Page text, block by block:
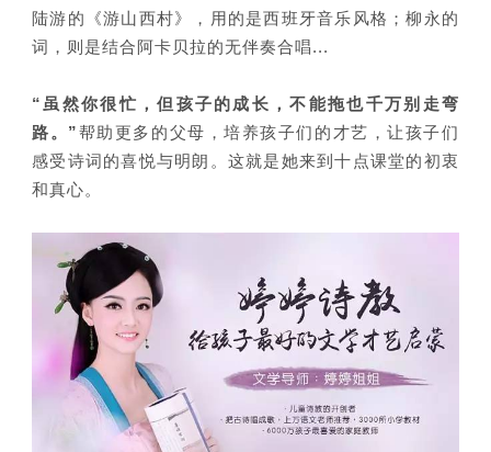
陆游的《游山西村》，用的是西班牙音乐风格；柳永的
词，则是结合阿卡贝拉的无伴奏合唱...
“虽然你很忙，但孩子的成长，不能拖也千万别走弯
路。”帮助更多的父母，培养孩子们的才艺，让孩子们
感受诗词的喜悦与明朗。这就是她来到十点课堂的初衷
和真心。